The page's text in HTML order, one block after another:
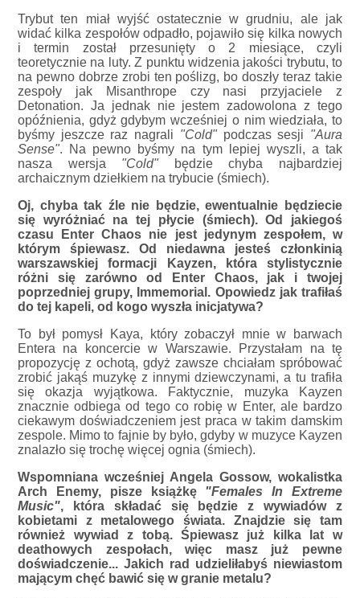
Trybut ten miał wyjść ostatecznie w grudniu, ale jak
widać kilka zespołów odpadło, pojawiło się kilka nowych
i termin został przesunięty o 2 miesiące, czyli
teoretycznie na luty. Z punktu widzenia jakości trybutu, to
na pewno dobrze zrobi ten poślizg, bo doszły teraz takie
zespoły jak Misanthrope czy nasi przyjaciele z
Detonation. Ja jednak nie jestem zadowolona z tego
opóźnienia, gdyż gdybym wcześniej o nim wiedziała, to
byśmy jeszcze raz nagrali "Cold"podczas sesji "Aura
Sense". Na pewno byśmy na tym lepiej wyszli, a tak
nasza wersja "Cold"będzie chyba najbardziej
archaicznym dziełkiem na trybucie (śmiech).
Oj, chyba tak źle nie będzie, ewentualnie będziecie
się wyróżniać na tej płycie (śmiech). Od jakiegoś
czasu Enter Chaos nie jest jedynym zespołem, w
którym śpiewasz. Od niedawna jesteś członkinią
warszawskiej formacji Kayzen, która stylistycznie
różni się zarówno od Enter Chaos, jak i twojej
poprzedniej grupy, Immemorial. Opowiedz jak trafiłaś
do tej kapeli, od kogo wyszła inicjatywa?
To był pomysł Kaya, który zobaczył mnie w barwach
Entera na koncercie w Warszawie. Przystałam na tę
propozycję z ochotą, gdyż zawsze chciałam spróbować
zrobić jakąś muzykę z innymi dziewczynami, a tu trafiła
się okazja wyjątkowa. Faktycznie, muzyka Kayzen
znacznie odbiega od tego co robię w Enter, ale bardzo
ciekawym doświadczeniem jest praca w takim damskim
zespole. Mimo to fajnie by było, gdyby w muzyce Kayzen
znalazło się trochę więcej ognia (śmiech).
Wspomniana wcześniej Angela Gossow, wokalistka
Arch Enemy, pisze książkę "Females In Extreme
Music", która składać się będzie z wywiadów z
kobietami z metalowego świata. Znajdzie się tam
również wywiad z tobą. Śpiewasz już kilka lat w
deathowych zespołach, więc masz już pewne
doświadczenie... Jakich rad udzieliłabyś niewiastom
mającym chęć bawić się w granie metalu?